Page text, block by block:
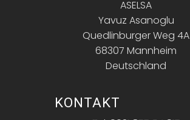
ASELSA
Yavuz Asanoglu
Quedlinburger Weg 4A
68307 Mannheim
Deutschland
KONTAKT